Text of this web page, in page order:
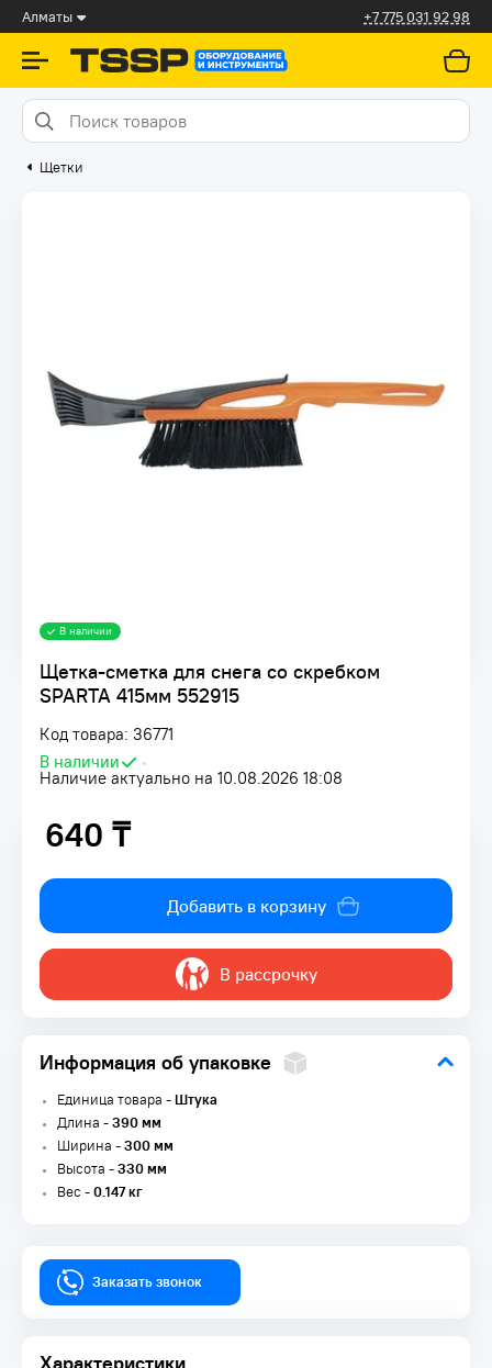
Алматы +7 775 031 92 98
Щетки
Щетка-сметка для снега со скребком
SPARTA 415мм 552915
Код товара: 36771
В наличии
•
Наличие актуально на 10.08.2026 18:08
В наличии
640 ₸
640 ₸
Добавить в корзину
В рассрочку
Информация об упаковке
Единица товара -Штука
Длина -390 мм
Ширина -300 мм
Высота -330 мм
Вес -0.147 кг
Заказать звонок